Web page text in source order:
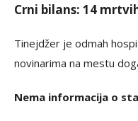
Crni bilans: 14
Tinejdžer je odmah
novinarima na mestu
Nema informacija o